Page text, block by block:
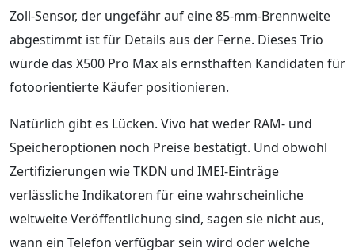
Zoll-Sensor, der ungefähr auf eine 85-mm-Brennweite
abgestimmt ist für Details aus der Ferne. Dieses Trio
würde das X500 Pro Max als ernsthaften Kandidaten für
fotoorientierte Käufer positionieren.
Natürlich gibt es Lücken. Vivo hat weder RAM- und
Speicheroptionen noch Preise bestätigt. Und obwohl
Zertifizierungen wie TKDN und IMEI-Einträge
verlässliche Indikatoren für eine wahrscheinliche
weltweite Veröffentlichung sind, sagen sie nicht aus,
wann ein Telefon verfügbar sein wird oder welche